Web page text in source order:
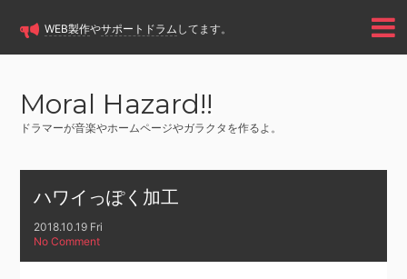
WEB製作やサポートドラム してます。
Moral Hazard!!
ドラマーが音楽やホームページやガラクタを作るよ。
ハワイっぽく加工
2018.10.19 Fri
No Comment